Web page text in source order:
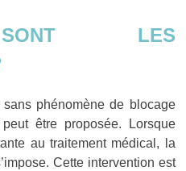
LES
sans phénomène de blocage
être proposée. Lorsque
au traitement médical, la
Cette intervention est